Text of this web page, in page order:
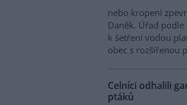
nebo kropení
Daněk. Úřad
k šetření vodou
obec s rozšířenou
Celníci odhalili
ptáků